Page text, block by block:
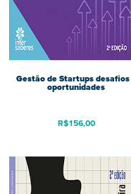
Gestão de Startups desafios
oportunidades
R$156,00